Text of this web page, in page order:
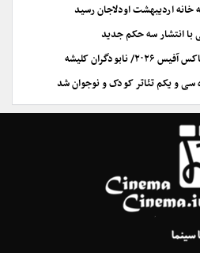
اردیبهشت اودلاجان رسید
با انتشار سه حکم جدید
کلیشه
سی و یکم تئاتر کودک و نوجوان شد